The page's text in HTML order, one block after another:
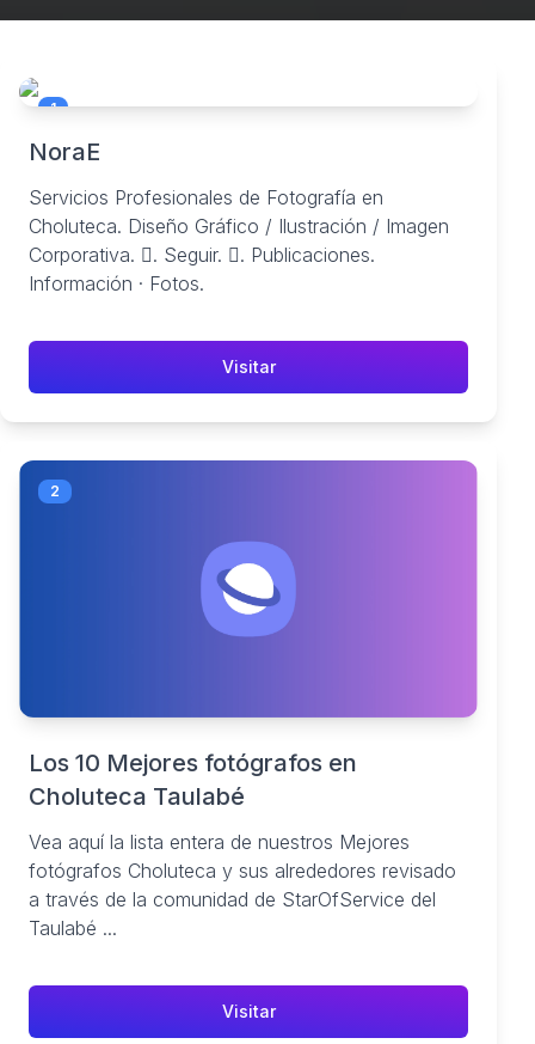
1
NoraE
Servicios Profesionales de Fotografía en
Choluteca. Diseño Gráfico / Ilustración / Imagen
Corporativa. 󱙶. Seguir. 󰟝. Publicaciones.
Información · Fotos.
Visitar
2
Los 10 Mejores fotógrafos en
Choluteca Taulabé
Vea aquí la lista entera de nuestros Mejores
fotógrafos Choluteca y sus alrededores revisado
a través de la comunidad de StarOfService del
Taulabé ...
Visitar